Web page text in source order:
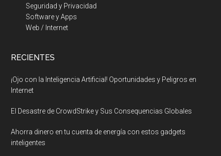
Seguridad y Privacidad
Software y Apps
Web / Internet
RECIENTES
¡Ojo con la Inteligencia Artificial! Oportunidades y Peligros en
Internet
El Desastre de CrowdStrike y Sus Consequencias Globales
Ahorra dinero en tu cuenta de energía con estos gadgets
inteligentes